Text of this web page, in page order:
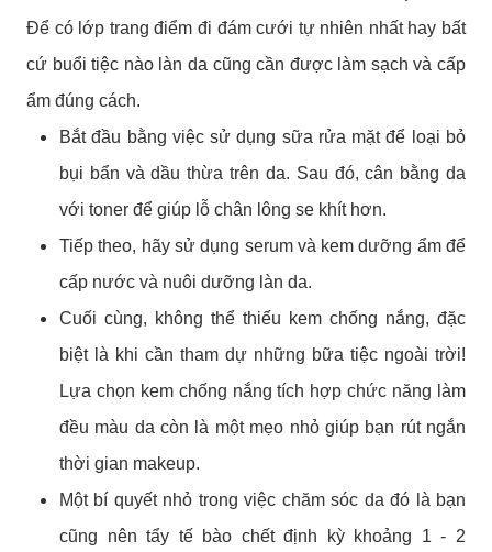
Để có lớp trang điểm đi đám cưới tự nhiên nhất hay bất
cứ buổi tiệc nào làn da cũng cần được làm sạch và cấp
ẩm đúng cách.
Bắt đầu bằng việc sử dụng sữa rửa mặt để loại bỏ
bụi bẩn và dầu thừa trên da. Sau đó, cân bằng da
với toner để giúp lỗ chân lông se khít hơn.
Tiếp theo, hãy sử dụng serum và kem dưỡng ẩm để
cấp nước và nuôi dưỡng làn da.
Cuối cùng, không thể thiếu kem chống nắng, đặc
biệt là khi cần tham dự những bữa tiệc ngoài trời!
Lựa chọn kem chống nắng tích hợp chức năng làm
đều màu da còn là một mẹo nhỏ giúp bạn rút ngắn
thời gian makeup.
Một bí quyết nhỏ trong việc chăm sóc da đó là bạn
cũng nên tẩy tế bào chết định kỳ khoảng 1 - 2